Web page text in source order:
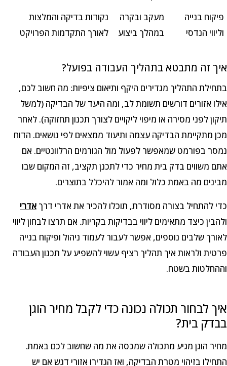
פיקוח בנייה
וליווי הנדסי
מעקב ובקרה
במהלך ביצוע
נקודות בדיקה והמלצות
לאורך התקדמות הפרויקט
איך זה מתבטא בתהליך העבודה בפועל?
בתחילת התהליך מגדירים היקף ותיאום ציפיות: מה חשוב לכם,
אילו אזורים דורשים תשומת לב, ומה היעד של הבדיקה (למשל
תיקון לפני מסירה או מיפוי ליקויים לצורך תכנון תחזוקה). לאחר
מכן מתקיימת הבדיקה עצמה ותיעוד ממצאים לפי נושאים. הדוח
נמסר בפורמט שמאפשר לפעול מול הגורמים הרלוונטיים. אם
אתם משווים בדק בית מחיר כדי לתכנן תקציב, זה המקום שבו
מבינים מה באמת כלול ומה אמור להיכלל בתוצרים.
כדי להתחיל בצורה מסודרת, תוכלו להכיר את אדרי דרך אדרי
ולהבין כיצד מתאימים ליווי בבדיקות בקריות. אם תרצו לבחון ליווי
לאורך שלבים נוספים, אפשר לעבור לעמוד ניהול ופיקוח בנייה
פרטית ולראות איך תהליך רציף עשוי להשפיע על תכנון העבודה
וההחלטות בשטח.
איך לבחור תכולה נכונה כדי לקבל מחיר הוגן
בבדק בית?
מחיר הוגן מגיע מתכולה שמכסה את מה שחשוב לכם באמת.
התחילו בזיהוי מטרת הבדיקה, ואז הגדירו אזורי דגש אם יש